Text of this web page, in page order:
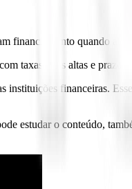
quando a
taxas mais altas e prazos
instituições financeiras.
estudar o conteúdo,